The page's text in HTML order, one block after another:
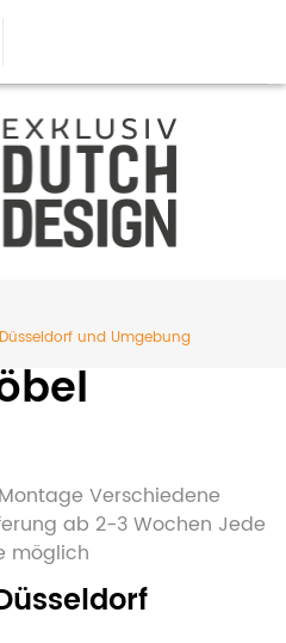
und Umgebung
Verschiedene
ab 2-3 Wochen Jede
möglich